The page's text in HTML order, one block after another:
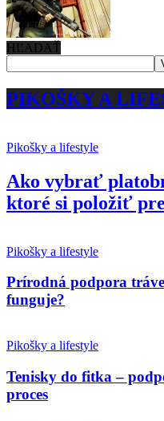
HĽADAŤ
PIKOŠKY A
Pikošky a lifestyle
Ako vybrať
ktoré si položiť
Pikošky a lifestyle
Prírodná podpora
funguje?
Pikošky a lifestyle
Tenisky do fitka –
proces